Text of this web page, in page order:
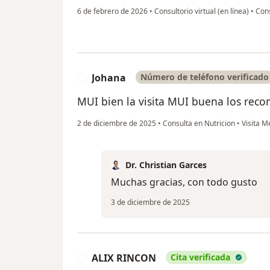
6 de febrero de 2026 • Consultorio virtual (en línea) •
Johana Número de teléfono verificado
MUI bien la visita MUI buena los
2 de diciembre de 2025 • Consulta en Nutricion • Visita
Dr. Christian Garces
Muchas gracias, con todo gusto
3 de diciembre de 2025
ALIX RINCON Cita verificada